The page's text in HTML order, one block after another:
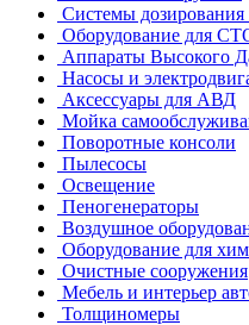
Системы дозирования
Оборудование для
Аппараты Высокого
Насосы и
Аксессуары для АВД
Мойка
Поворотные консоли
Пылесосы
Освещение
Пеногенераторы
Воздушное
Оборудование для
Очистные сооружения
Мебель и интерьер
Толщиномеры